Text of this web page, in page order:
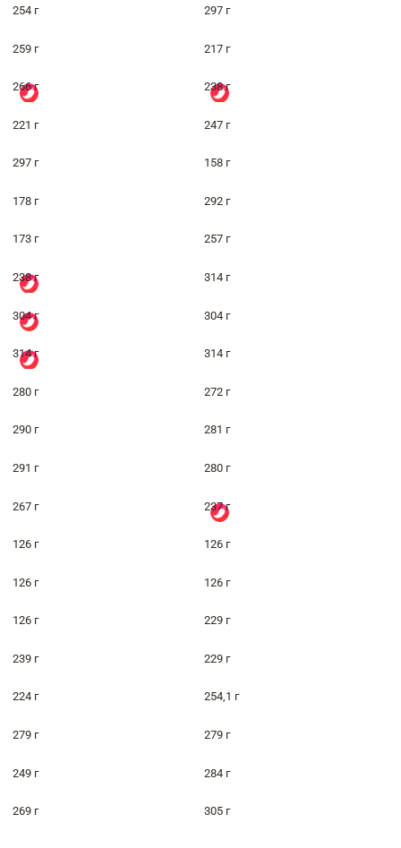
254 г 297 г
259 г 217 г
266 г 238 г
221 г 247 г
297 г 158 г
178 г 292 г
173 г 257 г
238 г 314 г
304 г 304 г
314 г 314 г
280 г 272 г
290 г 281 г
291 г 280 г
267 г 237 г
126 г 126 г
126 г 126 г
126 г 229 г
239 г 229 г
224 г 254,1 г
279 г 279 г
249 г 284 г
269 г 305 г